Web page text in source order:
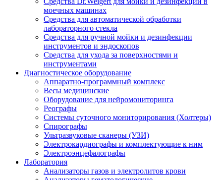
моечных машинах
Средства для автоматической обработки
лабораторного стекла
Средства для ручной мойки и дезинфекции
инструментов и эндоскопов
Средства для ухода за поверхностями и
инструментами
Диагностическое оборудование
Аппаратно-программный комплекс
Весы медицинские
Оборудование для нейромониторинга
Реографы
Системы суточного мониторирования (Холтеры)
Спирографы
Ультразвуковые сканеры (УЗИ)
Электрокардиографы и комплектующие к ним
Электроэнцефалографы
Лаборатория
Анализаторы газов и электролитов крови